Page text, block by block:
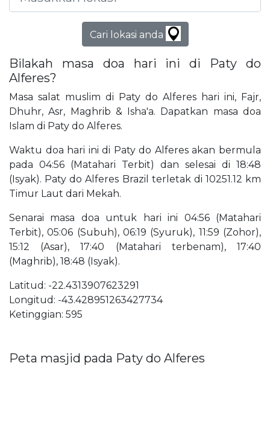
Cari lokasi anda
Bilakah masa doa hari ini di Paty do
Alferes?
Masa salat muslim di Paty do Alferes hari ini, Fajr,
Dhuhr, Asr, Maghrib & Isha'a. Dapatkan masa doa
Islam di Paty do Alferes.
Waktu doa hari ini di Paty do Alferes akan bermula
pada 04:56 (Matahari Terbit) dan selesai di 18:48
(Isyak). Paty do Alferes Brazil terletak di 10251.12 km
Timur Laut dari Mekah.
Senarai masa doa untuk hari ini 04:56 (Matahari
Terbit), 05:06 (Subuh), 06:19 (Syuruk), 11:59 (Zohor),
15:12 (Asar), 17:40 (Matahari terbenam), 17:40
(Maghrib), 18:48 (Isyak).
Latitud: -22.4313907623291
Longitud: -43.428951263427734
Ketinggian: 595
Peta masjid pada Paty do Alferes